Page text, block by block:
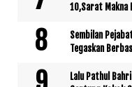
10,Sarat Makna
Sembilan
Tegaskan
Lalu Pathul